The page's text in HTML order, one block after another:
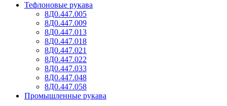
Тефлоновые рукава
8Д0.447.005
8Д0.447.009
8Д0.447.013
8Д0.447.018
8Д0.447.021
8Д0.447.022
8Д0.447.033
8Д0.447.048
8Д0.447.058
Промышленные рукава